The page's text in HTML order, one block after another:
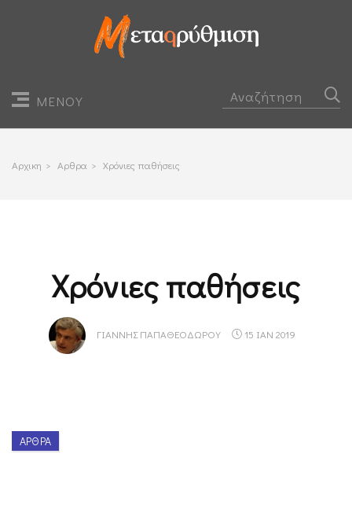
ΜΕΝΟΥ
Αρχικη > Αρθρα > Χρόνιες παθήσεις
Χρόνιες παθήσεις
ΓΙΆΝΝΗΣ ΠΑΠΑΘΕΟΔΏΡΟΥ 15 ΙΑΝ 2019
ΆΡΘΡΑ